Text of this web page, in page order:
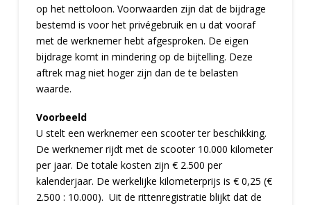
op het nettoloon. Voorwaarden zijn dat de bijdrage
bestemd is voor het privégebruik en u dat vooraf
met de werknemer hebt afgesproken. De eigen
bijdrage komt in mindering op de bijtelling. Deze
aftrek mag niet hoger zijn dan de te belasten
waarde.
Voorbeeld
U stelt een werknemer een scooter ter beschikking.
De werknemer rijdt met de scooter 10.000 kilometer
per jaar. De totale kosten zijn € 2.500 per
kalenderjaar. De werkelijke kilometerprijs is € 0,25 (€
2.500 : 10.000). Uit de rittenregistratie blijkt dat de